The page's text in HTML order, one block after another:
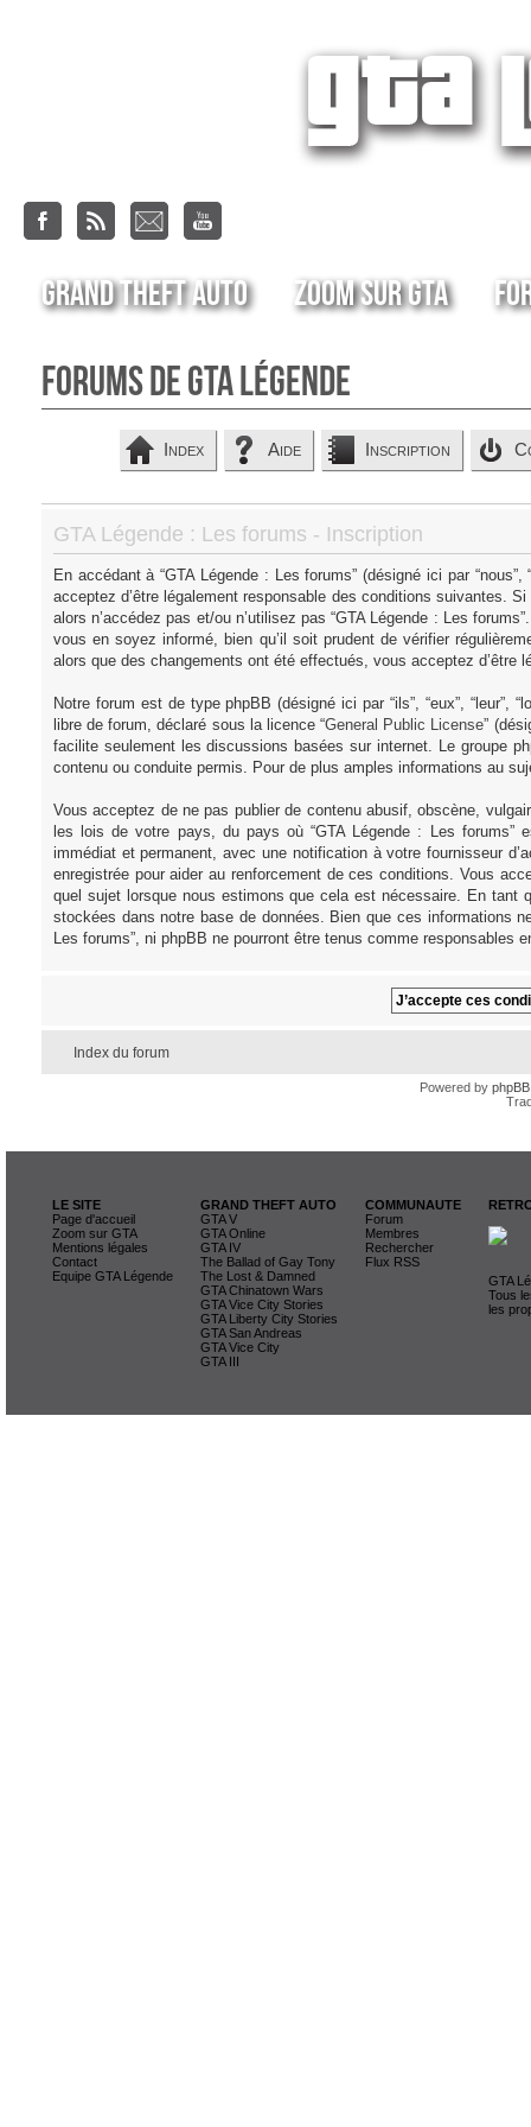
Grand Theft Auto Zoom sur GTA
Forums de GTA Légende
Index Aide Inscription
GTA Légende : Les forums - Inscription
En accédant à “GTA Légende : Les forums” (désigné ici par
acceptez d’être légalement responsable des conditions suivantes.
alors n’accédez pas et/ou n’utilisez pas “GTA Légende : Les
vous en soyez informé, bien qu’il soit prudent de vérifier
alors que des changements ont été effectués, vous acceptez
Notre forum est de type phpBB (désigné ici par “ils”, “eux”, “leur”,
libre de forum, déclaré sous la licence “General Public License”
facilite seulement les discussions basées sur internet. Le groupe
contenu ou conduite permis. Pour de plus amples informations au
Vous acceptez de ne pas publier de contenu abusif, obscène,
les lois de votre pays, du pays où “GTA Légende : Les
immédiat et permanent, avec une notification à votre fournisseur
enregistrée pour aider au renforcement de ces conditions. Vous
quel sujet lorsque nous estimons que cela est nécessaire. En tant
stockées dans notre base de données. Bien que ces informations
Les forums”, ni phpBB ne pourront être tenus comme
Index du forum
Powered by phpBB
LE SITE
Page d'accueil
Zoom sur GTA
Mentions légales
Contact
Equipe GTA Légende
GRAND THEFT AUTO
GTA V
GTA Online
GTA IV
The Ballad of Gay Tony
The Lost & Damned
GTA Chinatown Wars
GTA Vice City Stories
GTA Liberty City Stories
GTA San Andreas
GTA Vice City
GTA III
COMMUNAUTE
Forum
Membres
Rechercher
Flux RSS
GTA
Tous
les